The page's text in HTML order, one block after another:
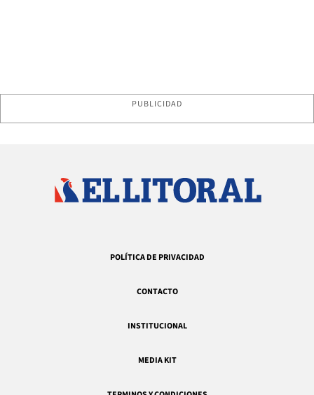
PUBLICIDAD
POLÍTICA DE PRIVACIDAD
CONTACTO
INSTITUCIONAL
MEDIA KIT